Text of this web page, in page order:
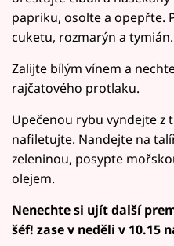
papriku, osolte a opepřte.
cuketu, rozmarýn a tymián.
Zalijte bílým vínem a
rajčatového protlaku.
Upečenou rybu vyndejte z
nafiletujte. Nandejte na
zeleninou, posypte
olejem.
Nenechte si ujít další
šéf! zase v neděli v 10.15